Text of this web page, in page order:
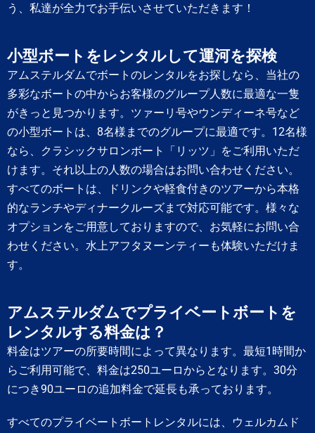
う、私達が全力でお手伝いさせていただきます！
小型ボートをレンタルして運河を探検
アムステルダムでボートのレンタルをお探しなら、当社の
多彩なボートの中からお客様のグループ人数に最適な一隻
がきっと見つかります。ツァーリ号やウンディーネ号など
の小型ボートは、8名様までのグループに最適です。12名様
なら、クラシックサロンボート「リッツ」をご利用いただ
けます。それ以上の人数の場合はお問い合わせください。
すべてのボートは、ドリンクや軽食付きのツアーから本格
的なランチやディナークルーズまで対応可能です。様々な
オプションをご用意しておりますので、お気軽にお問い合
わせください。水上アフタヌーンティーも体験いただけま
す。
アムステルダムでプライベートボートを
レンタルする料金は？
料金はツアーの所要時間によって異なります。最短1時間か
らご利用可能で、料金は250ユーロからとなります。30分
につき90ユーロの追加料金で延長も承っております。
すべてのプライベートボートレンタルには、ウェルカムド